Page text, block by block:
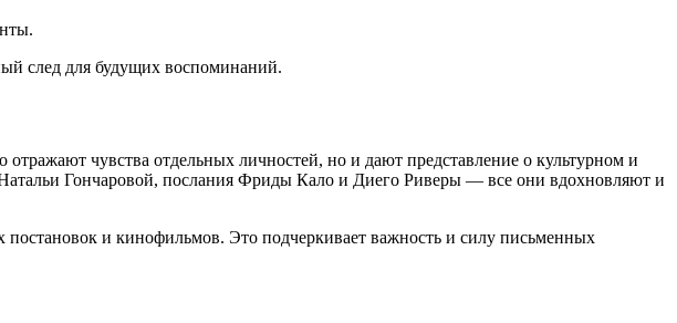
след для будущих воспоминаний.
чувства отдельных личностей, но и дают представление о культурном и
Гончаровой, послания Фриды Кало и Диего Риверы — все они вдохновляют и
и кинофильмов. Это подчеркивает важность и силу письменных